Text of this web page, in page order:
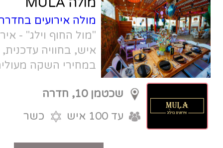
מולה אירועים בחדרה- ממוקם במתחם
"מול החוף וילג" - אירועי בוטיק עד 150
איש, בחוויה עדכנית, צעירה ומוקפדת,
במחירי השקה מעולים
עד 100 איש
כשר